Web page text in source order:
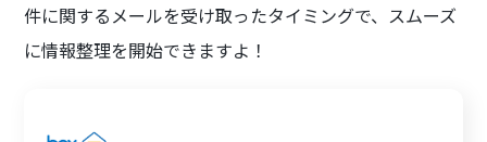
件に関するメールを受け取ったタイミングで、スムーズ
に情報整理を開始できますよ！